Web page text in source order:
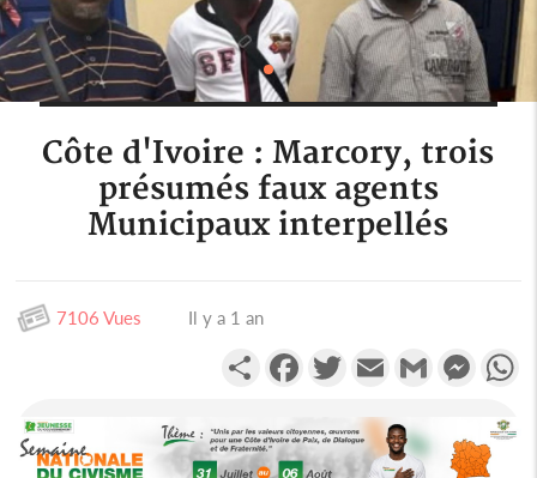
Côte d'Ivoire : Marcory, trois
présumés faux agents
Municipaux interpellés
7106 Vues Il y a 1 an
PartagerFacebookTwitterEmail Gmail